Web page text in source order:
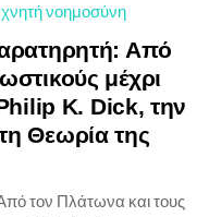
νοημοσύνη
Από
μέχρι
K. Dick, την
Θεωρία της
τον Πλάτωνα και τους